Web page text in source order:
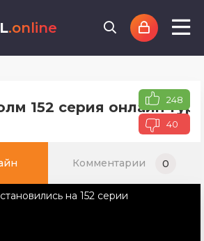
.online
152 серия онлайн 248
40
Комментарии 0
на 152 серии